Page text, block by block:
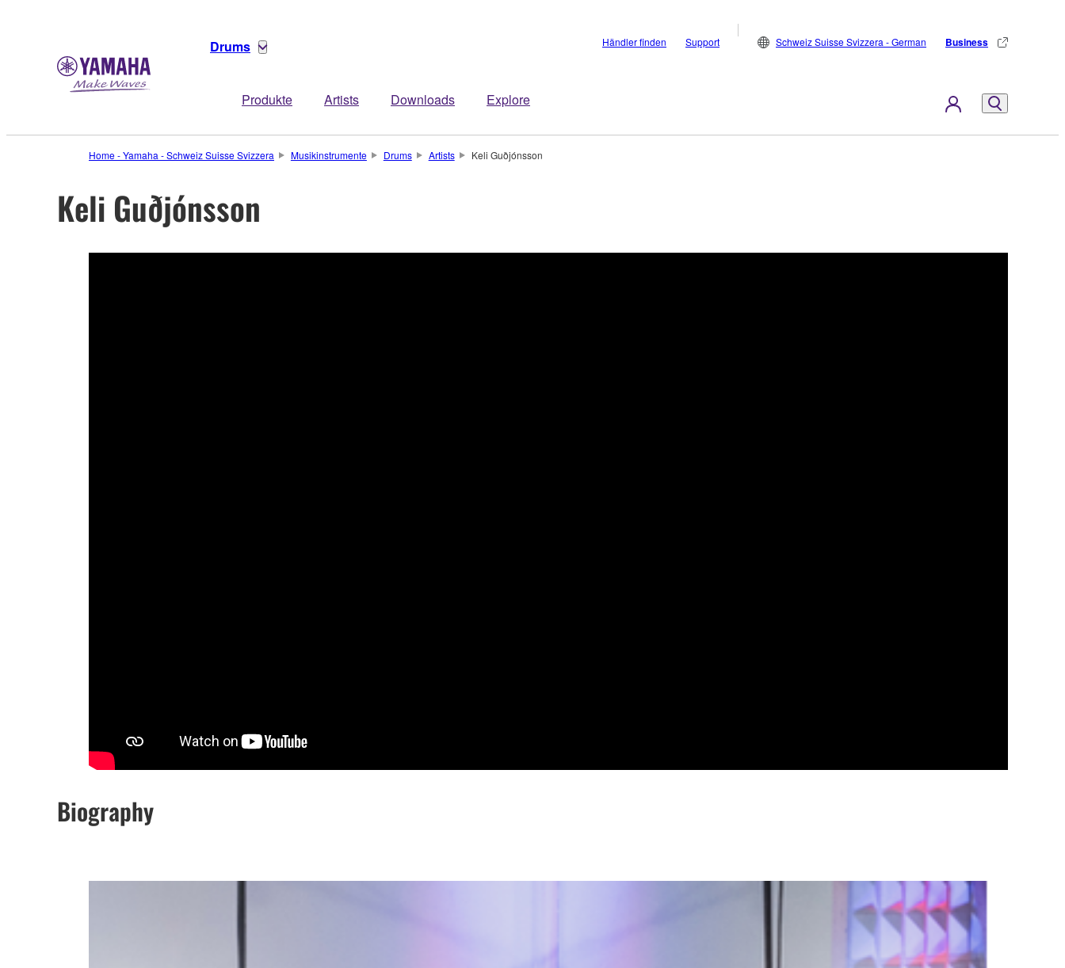
Drums
Produkte Artists Downloads Explore
Händler finden Support Schweiz Suisse Svizzera - German Business
Home - Yamaha - Schweiz Suisse Svizzera Musikinstrumente Drums Artists Keli Guðjónsson
Keli Guðjónsson
Biography